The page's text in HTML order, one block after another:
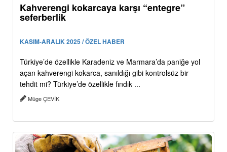
Kahverengi kokarcaya karşı “entegre”
seferberlik
KASIM-ARALIK 2025 / ÖZEL HABER
Türkiye’de özellikle Karadeniz ve Marmara’da paniğe yol
açan kahverengi kokarca, sanıldığı gibi kontrolsüz bir
tehdit mi? Türkiye’de özellikle fındık ...
Müge ÇEVİK